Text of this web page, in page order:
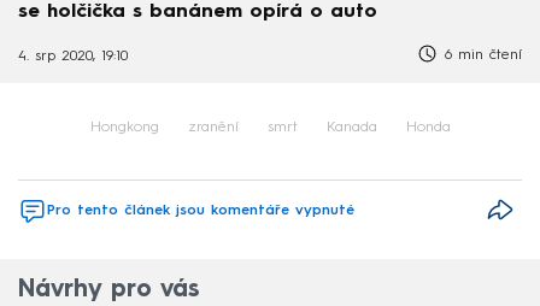
se holčička s banánem opírá o auto
4. srp 2020, 19:10 6 min čtení
Hongkong zranění smrt Kanada Honda
Pro tento článek jsou komentáře vypnuté
Návrhy pro vás